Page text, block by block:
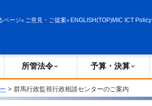
ページ ご意見・ご提案 ENGLISH(TOP)MIC ICT Policy
所管法令 予算・決算
> 群馬行政監視行政相談センターのご案内